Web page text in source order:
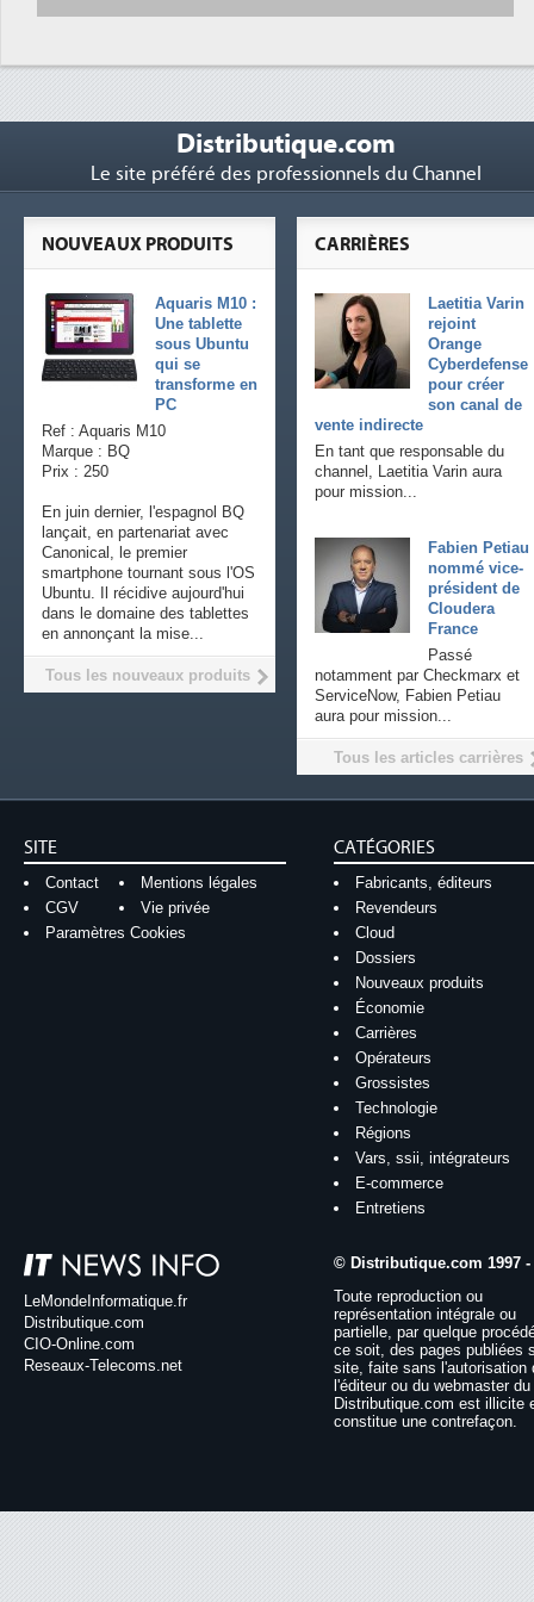
Distributique.com
Le site préféré des professionnels du Channel
CARRIÈRES
Laetitia Varin
rejoint
Orange
Cyberdefense
pour créer
son canal de
vente indirecte
En tant que responsable du
channel, Laetitia Varin aura
pour mission...
Fabien Petiau
nommé vice-
président de
Cloudera
France
Passé
notamment par Checkmarx et
ServiceNow, Fabien Petiau
aura pour mission...
Tous les articles carrières
NOUVEAUX PRODUITS
Aquaris M10 :
Une tablette
sous Ubuntu
qui se
transforme en
PC
Ref : Aquaris M10
Marque : BQ
Prix : 250
En juin dernier, l'espagnol BQ
lançait, en partenariat avec
Canonical, le premier
smartphone tournant sous l'OS
Ubuntu. Il récidive aujourd'hui
dans le domaine des tablettes
en annonçant la mise...
Tous les nouveaux produits
SITE
Contact
Mentions légales
CGV
Vie privée
Paramètres Cookies
CATÉGORIES
Fabricants, éditeurs
Revendeurs
Cloud
Dossiers
Nouveaux produits
Économie
Carrières
Opérateurs
Grossistes
Technologie
Régions
Vars, ssii, intégrateurs
E-commerce
Entretiens
LeMondeInformatique.fr
Distributique.com
CIO-Online.com
Reseaux-Telecoms.net
© Distributique.com 1997 -
Toute reproduction ou
représentation intégrale ou
partielle, par quelque
ce soit, des pages publiées
site, faite sans l'autorisation
l'éditeur ou du webmaster
Distributique.com est illicite
constitue une contrefaçon.